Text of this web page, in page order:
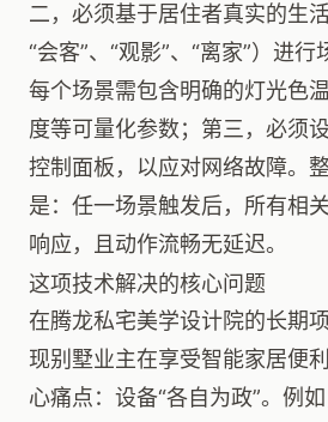
二，必须基于居住者真实的生活
“会客”、“观影”、“离家”）进行
每个场景需包含明确的灯光色
度等可量化参数；第三，必须
控制面板，以应对网络故障。
是：任一场景触发后，所有相
响应，且动作流畅无延迟。
这项技术解决的核心问题
在腾龙私宅美学设计院的长期
现别墅业主在享受智能家居便
心痛点：设备“各自为政”。例